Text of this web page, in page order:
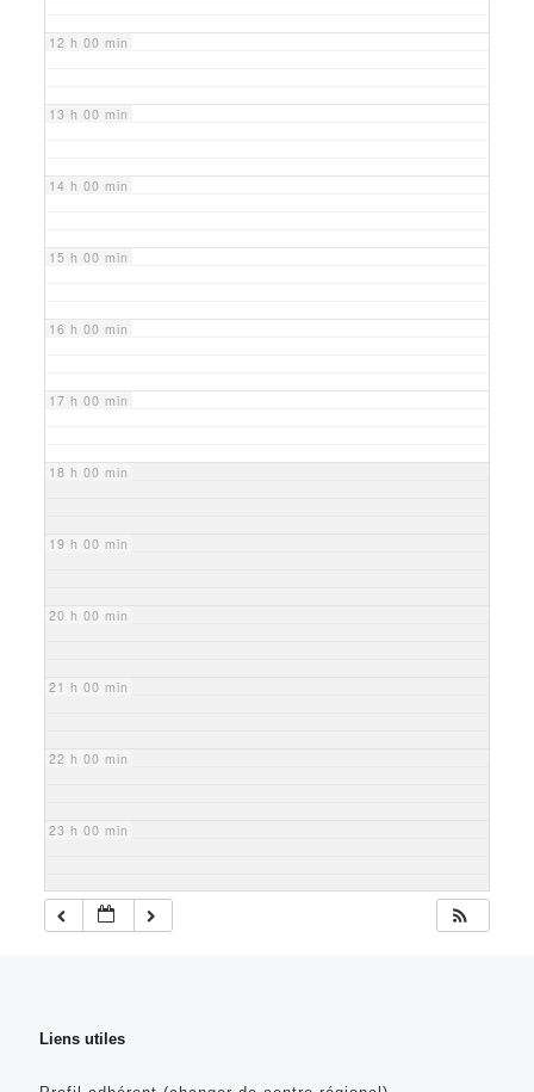
12 h 00 min
13 h 00 min
14 h 00 min
15 h 00 min
16 h 00 min
17 h 00 min
18 h 00 min
19 h 00 min
20 h 00 min
21 h 00 min
22 h 00 min
23 h 00 min
Liens utiles